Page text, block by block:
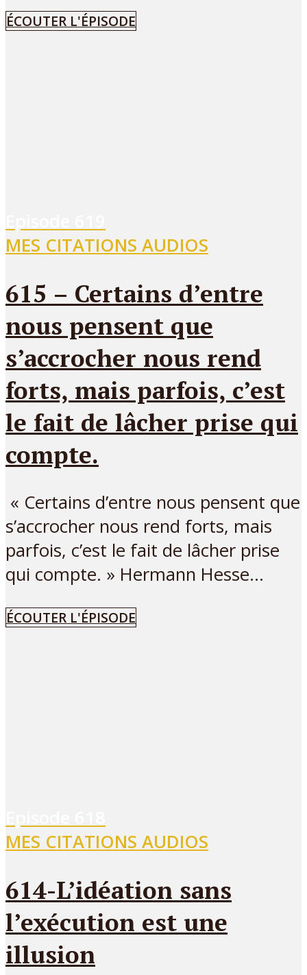
ÉCOUTER L'ÉPISODE
MES CITATIONS AUDIOS
615 – Certains d’entre
nous pensent que
s’accrocher nous rend
forts, mais parfois, c’est
le fait de lâcher prise qui
compte.
« Certains d’entre nous pensent que
s’accrocher nous rend forts, mais
parfois, c’est le fait de lâcher prise
qui compte. » Hermann Hesse...
ÉCOUTER L'ÉPISODE
MES CITATIONS AUDIOS
614-L’idéation sans
l’exécution est une
illusion